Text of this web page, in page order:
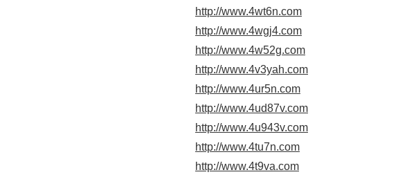
http://www.4wt6n.com
http://www.4wgj4.com
http://www.4w52g.com
http://www.4v3yah.com
http://www.4ur5n.com
http://www.4ud87v.com
http://www.4u943v.com
http://www.4tu7n.com
http://www.4t9va.com